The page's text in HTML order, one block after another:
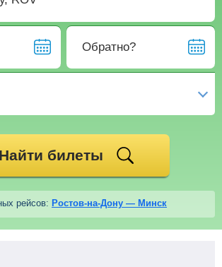
Обратно?
Найти билеты
рейсов: Ростов-на-Дону — Минск